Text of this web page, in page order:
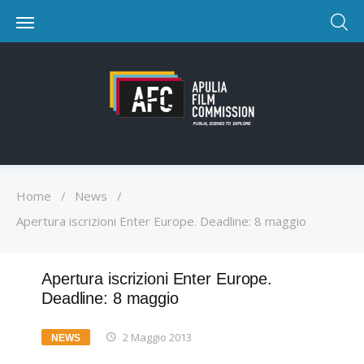
Home / News
/
Apertura iscrizioni Enter Europe. Deadline: 8 maggio
Apertura iscrizioni Enter Europe.
Deadline: 8 maggio
NEWS 2 Maggio 2013